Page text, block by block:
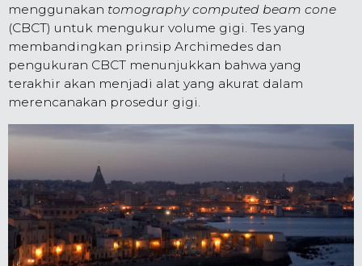
menggunakan tomography computed beam cone
(CBCT) untuk mengukur volume gigi. Tes yang
membandingkan prinsip Archimedes dan
pengukuran CBCT menunjukkan bahwa yang
terakhir akan menjadi alat yang akurat dalam
merencanakan prosedur gigi.